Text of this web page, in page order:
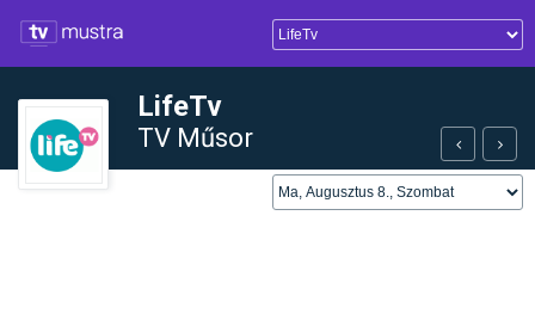
LifeTv
TV Műsor